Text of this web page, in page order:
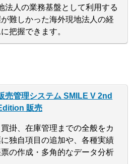
法人の業務基盤として利用する
難しかった海外現地法人の経
把握できます。
売管理システム SMILE V 2nd
販売
掛、在庫管理までの全般をカ
独自項目の追加や、各種実績
の作成・多角的なデータ分析